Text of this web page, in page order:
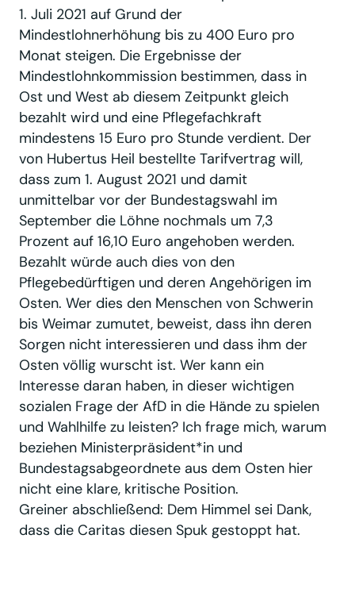
1. Juli 2021 auf Grund der
Mindestlohnerhöhung bis zu 400 Euro pro
Monat steigen. Die Ergebnisse der
Mindestlohnkommission bestimmen, dass in
Ost und West ab diesem Zeitpunkt gleich
bezahlt wird und eine Pflegefachkraft
mindestens 15 Euro pro Stunde verdient. Der
von Hubertus Heil bestellte Tarifvertrag will,
dass zum 1. August 2021 und damit
unmittelbar vor der Bundestagswahl im
September die Löhne nochmals um 7,3
Prozent auf 16,10 Euro angehoben werden.
Bezahlt würde auch dies von den
Pflegebedürftigen und deren Angehörigen im
Osten. Wer dies den Menschen von Schwerin
bis Weimar zumutet, beweist, dass ihn deren
Sorgen nicht interessieren und dass ihm der
Osten völlig wurscht ist. Wer kann ein
Interesse daran haben, in dieser wichtigen
sozialen Frage der AfD in die Hände zu spielen
und Wahlhilfe zu leisten? Ich frage mich, warum
beziehen Ministerpräsident*in und
Bundestagsabgeordnete aus dem Osten hier
nicht eine klare, kritische Position.
Greiner abschließend: Dem Himmel sei Dank,
dass die Caritas diesen Spuk gestoppt hat.